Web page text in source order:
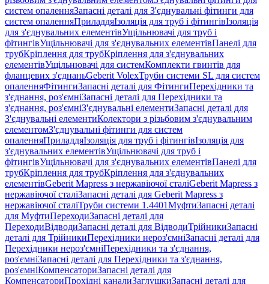
систем опаленняЗапасні деталі для З'єднувальні фітинги для
систем опаленняПриладдяІзоляція для труб і фітингівІзоляція
для з'єднувальних елементівУщільнювачі для труб і
фітингівУщільнювачі для з'єднувальних елементівПанелі для
трубКріплення для трубКріплення для з'єднувальних
елементівУщільнювачі для системКомплекти гвинтів для
фланцевих з'єднаньGeberit VolexТруби системи SL для систем
опаленняФітингиЗапасні деталі для ФітингиПерехідники та
з'єднання, роз'ємніЗапасні деталі для Перехідники та
з'єднання, роз'ємніЗ'єднувальні елементиЗапасні деталі для
З'єднувальні елементиКолектори з різьбовим з'єднувальним
елементомЗ'єднувальні фітинги для систем
опаленняПриладдяІзоляція для труб і фітингівІзоляція для
з'єднувальних елементівУщільнювачі для труб і
фітингівУщільнювачі для з'єднувальних елементівПанелі для
трубКріплення для трубКріплення для з'єднувальних
елементівGeberit Mapress з нержавіючої сталіGeberit Mapress з
нержавіючої сталіЗапасні деталі для Geberit Mapress з
нержавіючої сталіТруби системи 1.4401МуфтиЗапасні деталі
для МуфтиПереходиЗапасні деталі для
ПереходиВідводиЗапасні деталі для ВідводиТрійникиЗапасні
деталі для ТрійникиПерехідники нероз'ємніЗапасні деталі для
Перехідники нероз'ємніПерехідники та з'єднання,
роз'ємніЗапасні деталі для Перехідники та з'єднання,
роз'ємніКомпенсаториЗапасні деталі для
КомпенсаториПрохідні каналиЗаглушкиЗапасні деталі для